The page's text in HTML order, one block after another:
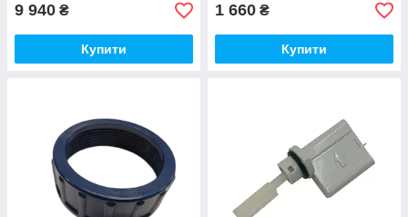
9 940 ₴
Купити
1 660 ₴
Купити